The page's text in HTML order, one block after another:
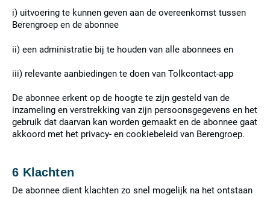
i) uitvoering te kunnen geven aan de overeenkomst tussen
Berengroep en de abonnee
ii) een administratie bij te houden van alle abonnees en
iii) relevante aanbiedingen te doen van Tolkcontact-app
De abonnee erkent op de hoogte te zijn gesteld van de
inzameling en verstrekking van zijn persoonsgegevens en het
gebruik dat daarvan kan worden gemaakt en de abonnee gaat
akkoord met het privacy- en cookiebeleid van Berengroep.
6 Klachten
De abonnee dient klachten zo snel mogelijk na het ontstaan